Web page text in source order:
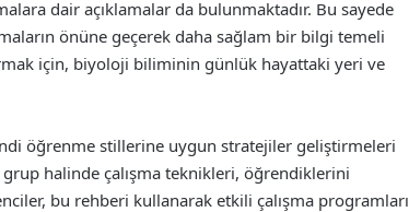
dair açıklamalar da bulunmaktadır. Bu sayede
önüne geçerek daha sağlam bir bilgi temeli
için, biyoloji biliminin günlük hayattaki yeri ve
öğrenme stillerine uygun stratejiler geliştirmeleri
halinde çalışma teknikleri, öğrendiklerini
bu rehberi kullanarak etkili çalışma programları